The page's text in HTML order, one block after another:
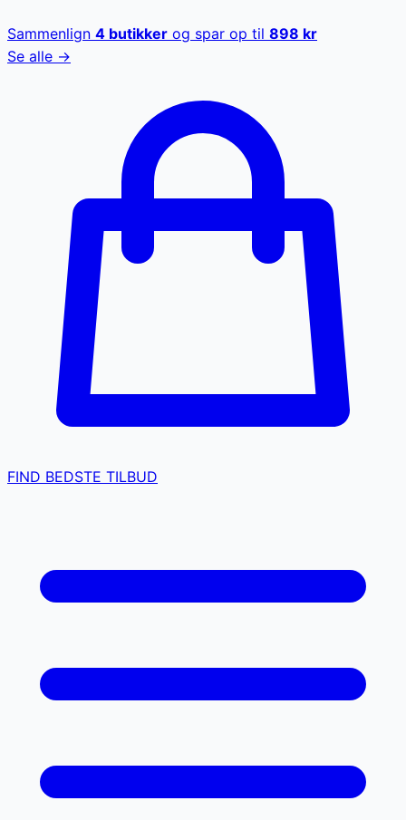
Sammenlign 4 butikker og spar op til 898 kr
Se alle →
FIND BEDSTE TILBUD